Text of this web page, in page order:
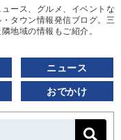
ース、グルメ、イベントな
タウン情報発信ブログ。三
地域の情報もご紹介。
ニュース
おでかけ